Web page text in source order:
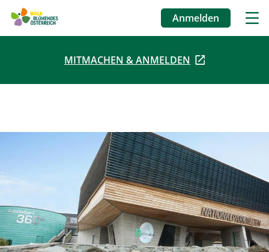
Direkt
Benutzermenü
Anmelden
MITMACHEN & ANMELDEN